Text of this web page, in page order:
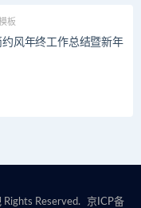
板
风年终工作总结暨新年
Reserved.
京ICP备